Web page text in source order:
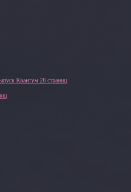
Квантум 28 страниц